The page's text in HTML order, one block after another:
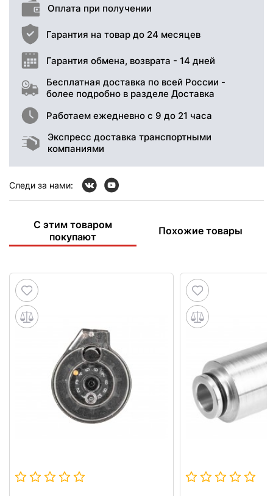
Оплата при получении
Гарантия на товар до 24 месяцев
Гарантия обмена, возврата - 14 дней
Бесплатная доставка по всей России -
более подробно в разделе Доставка
Работаем ежедневно с 9 до 21 часа
Экспресс доставка транспортными
компаниями
Следи за нами:
С этим товаром
покупают
Похожие товары